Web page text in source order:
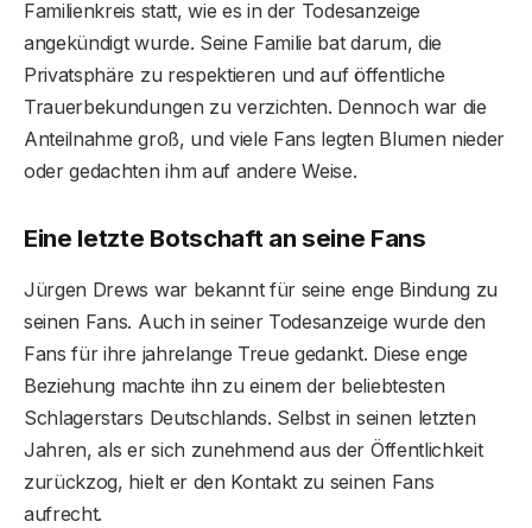
Familienkreis statt, wie es in der Todesanzeige
angekündigt wurde. Seine Familie bat darum, die
Privatsphäre zu respektieren und auf öffentliche
Trauerbekundungen zu verzichten. Dennoch war die
Anteilnahme groß, und viele Fans legten Blumen nieder
oder gedachten ihm auf andere Weise.
Eine letzte Botschaft an seine Fans
Jürgen Drews war bekannt für seine enge Bindung zu
seinen Fans. Auch in seiner Todesanzeige wurde den
Fans für ihre jahrelange Treue gedankt. Diese enge
Beziehung machte ihn zu einem der beliebtesten
Schlagerstars Deutschlands. Selbst in seinen letzten
Jahren, als er sich zunehmend aus der Öffentlichkeit
zurückzog, hielt er den Kontakt zu seinen Fans
aufrecht.